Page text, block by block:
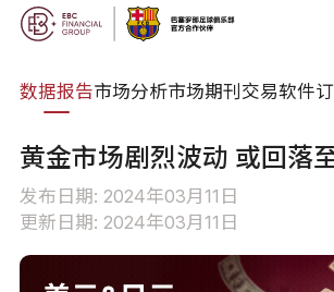
数据报告市场分析市场期刊交易软件
黄金市场剧烈波动 或回落
发布日期: 2024年03月11日
更新日期: 2024年03月11日